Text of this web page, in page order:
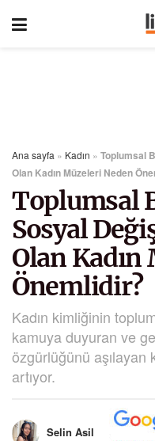
Ana sayfa » Kadın » Toplumsal
Olan Kadın Müzeleri Neden
Toplumsal
Sosyal
Olan
Önemlidir?
Kadın kimliğinin
kamuya duyuran ve
özgürlüğünü aşılayan
artıyor.
Selin Asil